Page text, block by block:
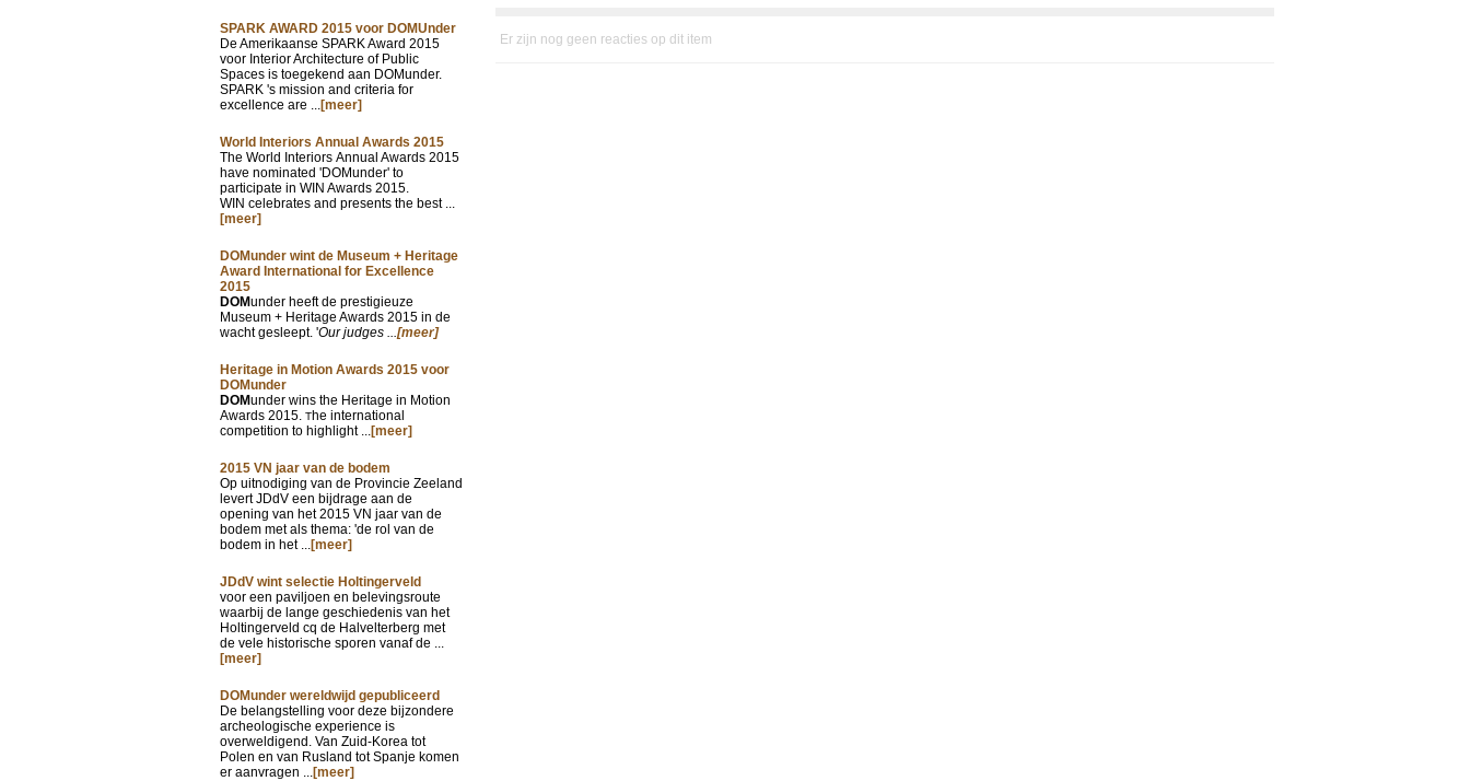
SPARK AWARD 2015 voor DOMUnder
De Amerikaanse SPARK Award 2015
voor Interior Architecture of Public
Spaces is toegekend aan DOMunder.
SPARK 's mission and criteria for
excellence are ...[meer]
World Interiors Annual Awards 2015
The World Interiors Annual Awards 2015
have nominated 'DOMunder' to
participate in WIN Awards 2015.
WIN celebrates and presents the best ...
[meer]
DOMunder wint de Museum + Heritage
Award International for Excellence
2015
DOMunder heeft de prestigieuze
Museum + Heritage Awards 2015 in de
wacht gesleept. 'Our judges ...[meer]
Heritage in Motion Awards 2015 voor
DOMunder
DOMunder wins the Heritage in Motion
Awards 2015. The international
competition to highlight ...[meer]
2015 VN jaar van de bodem
Op uitnodiging van de Provincie Zeeland
levert JDdV een bijdrage aan de
opening van het 2015 VN jaar van de
bodem met als thema: 'de rol van de
bodem in het ...[meer]
JDdV wint selectie Holtingerveld
voor een paviljoen en belevingsroute
waarbij de lange geschiedenis van het
Holtingerveld cq de Halvelterberg met
de vele historische sporen vanaf de ...
[meer]
DOMunder wereldwijd gepubliceerd
De belangstelling voor deze bijzondere
archeologische experience is
overweldigend. Van Zuid-Korea tot
Polen en van Rusland tot Spanje komen
er aanvragen ...[meer]
Er zijn nog geen reacties op dit item